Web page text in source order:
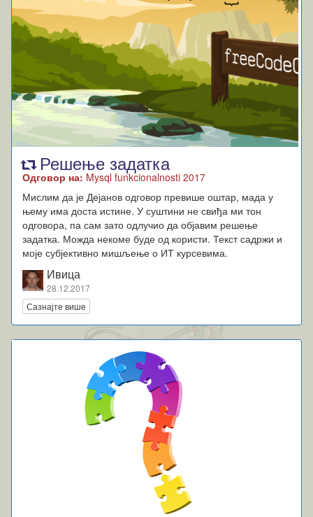
Решење задатка
Одговор на: Mysql funkcionalnosti 2017
Мислим да је Дејанов одговор превише оштар, мада у
њему има доста истине. У суштини не свиђа ми тон
одговора, па сам зато одлучио да објавим решење
задатка. Можда некоме буде од користи. Текст садржи и
моје субјективно мишљење о ИТ курсевима.
Ивица
28.12.2017
Сазнајте више